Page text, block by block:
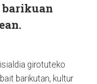
barikuan
girotuteko
barikutan, kultur